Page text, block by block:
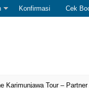
Konfirmasi Cek
Tour – Partner Wisata